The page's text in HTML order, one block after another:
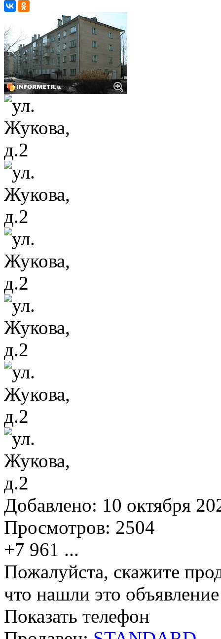
Добавлено: 10 октября
Просмотров: 2504
+7 961 ...
Пожалуйста, скажите
что нашли это
Показать телефон